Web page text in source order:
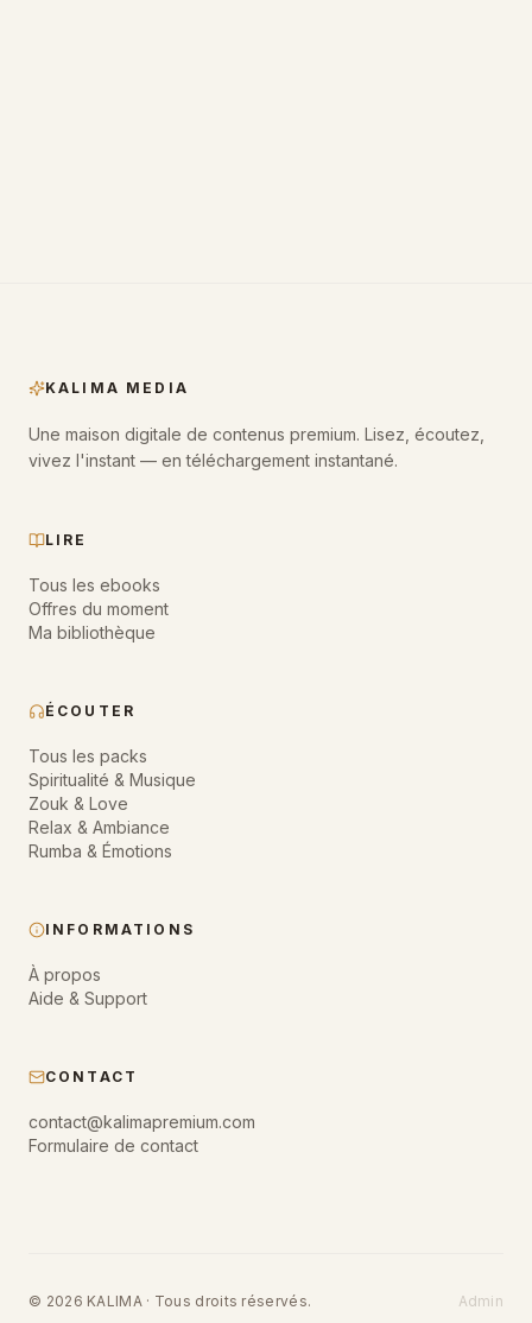
KALIMA MEDIA
Une maison digitale de contenus premium. Lisez, écoutez,
vivez l'instant — en téléchargement instantané.
LIRE
Tous les ebooks
Offres du moment
Ma bibliothèque
ÉCOUTER
Tous les packs
Spiritualité & Musique
Zouk & Love
Relax & Ambiance
Rumba & Émotions
INFORMATIONS
À propos
Aide & Support
CONTACT
contact@kalimapremium.com
Formulaire de contact
© 2026 KALIMA · Tous droits réservés. Admin